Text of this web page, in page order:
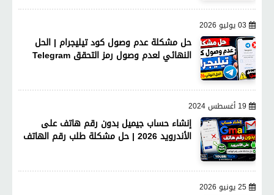
03 يوليو 2026
حل مشكلة عدم وصول كود تيليجرام | الحل
النهائي لعدم وصول رمز التحقق Telegram
19 أغسطس 2024
إنشاء حساب جيميل بدون رقم هاتف على
الأندرويد 2026 | حل مشكلة طلب رقم الهاتف
25 يونيو 2026